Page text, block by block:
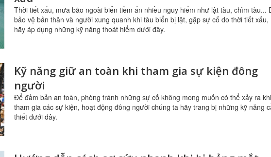
Thời tiết xấu, mưa bão ngoài biển tiềm ẩn nhiều nguy hiểm như lật tàu, chìm tàu...
bảo vệ bản thân và người xung quanh khi tàu biển bị lật, gặp sự cố do thời tiết xấu,
hãy áp dụng những kỹ năng thoát hiểm dưới đây.
Kỹ năng giữ an toàn khi tham gia sự kiện đông
người
Để đảm bản an toàn, phòng tránh những sự cố không mong muốn có thể xảy ra khi
tham gia các sự kiện, hoạt động đông người chúng ta hãy trang bị những kỹ năng
thiết dưới đây.